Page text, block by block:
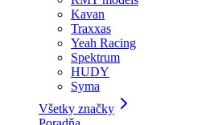
Kavan
Traxxas
Yeah Racing
Spektrum
HUDY
Syma
Všetky značky